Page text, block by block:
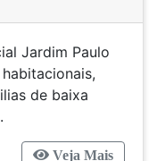
Jardim Paulo
de baixa
Veja Mais